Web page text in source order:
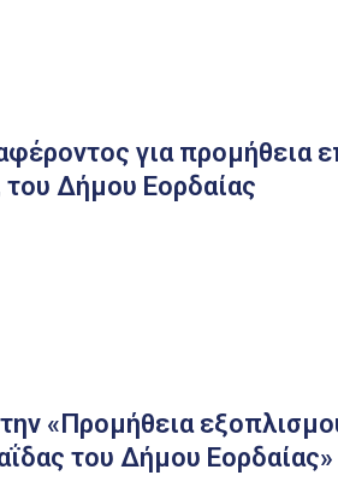
για προμήθεια
του Δήμου Εορδαίας
«Προμήθεια
του Δήμου Εορδαίας»